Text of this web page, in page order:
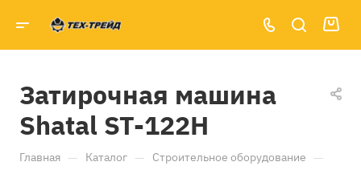
Затирочная машина
Shatal ST-122H
Главная — Каталог — Строительное оборудование —